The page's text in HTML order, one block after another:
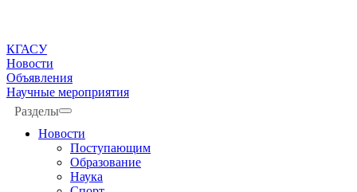
КГАСУ
Новости
Объявления
Научные мероприятия
Разделы
Новости
Поступающим
Образование
Наука